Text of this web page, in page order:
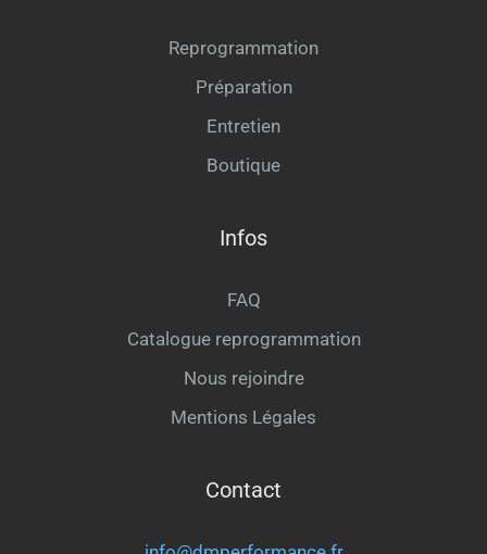
Reprogrammation
Préparation
Entretien
Boutique
Infos
FAQ
Catalogue reprogrammation
Nous rejoindre
Mentions Légales
Contact